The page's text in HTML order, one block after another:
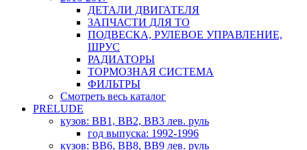
ДЕТАЛИ ДВИГАТЕЛЯ
ЗАПЧАСТИ ДЛЯ ТО
ПОДВЕСКА, РУЛЕВОЕ УПРАВЛЕНИЕ,
ШРУС
РАДИАТОРЫ
ТОРМОЗНАЯ СИСТЕМА
ФИЛЬТРЫ
Смотреть весь каталог
PRELUDE
кузов: BB1, BB2, BB3 лев. руль
год выпуска: 1992-1996
кузов: BB6, BB8, BB9 лев. руль